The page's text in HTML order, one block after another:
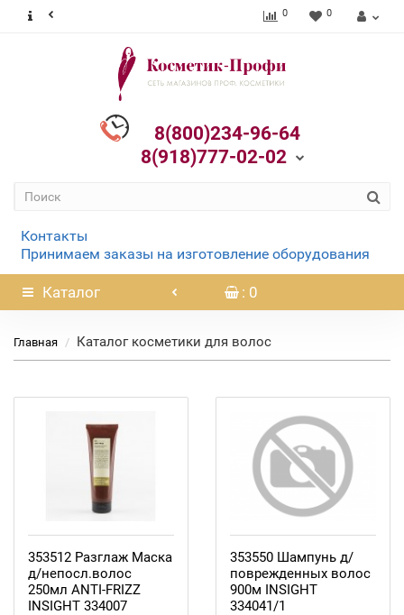
0 0
8(800)234-96-64
8(918)777-02-02
Контакты
Принимаем заказы на изготовление оборудования
Каталог : 0
Главная Каталог косметики для волос
353512 Разглаж Маска
д/непосл.волос
250мл ANTI-FRIZZ
INSIGHT 334007
353550 Шампунь д/
поврежденных волос
900м INSIGHT
334041/1